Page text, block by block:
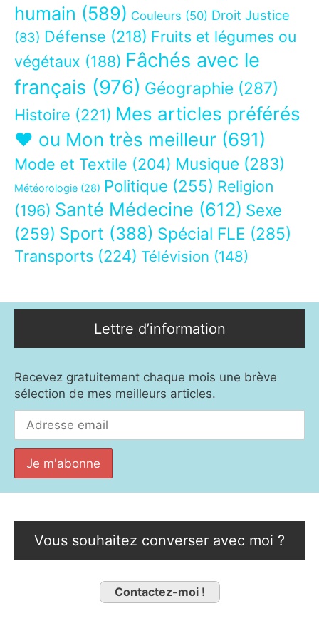
humain (589) Couleurs (50) Droit Justice
(83) Défense (218) Fruits et légumes ou
végétaux (188) Fâchés avec le
français (976) Géographie (287)
Histoire (221) Mes articles préférés
❤ ou Mon très meilleur (691)
Mode et Textile (204) Musique (283)
Météorologie (28) Politique (255) Religion
(196) Santé Médecine (612) Sexe
(259) Sport (388) Spécial FLE (285)
Transports (224) Télévision (148)
Lettre d’information
Recevez gratuitement chaque mois une brève
sélection de mes meilleurs articles.
Vous souhaitez converser avec moi ?
Contactez-moi !